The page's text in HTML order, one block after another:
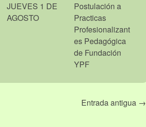
JUEVES 1 DE
AGOSTO
Postulación a
Practicas
Profesionalizant
es Pedagógica
de Fundación
YPF
Entrada antigua →